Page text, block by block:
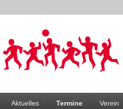
Sportverein
Aktuelles Termine Verein